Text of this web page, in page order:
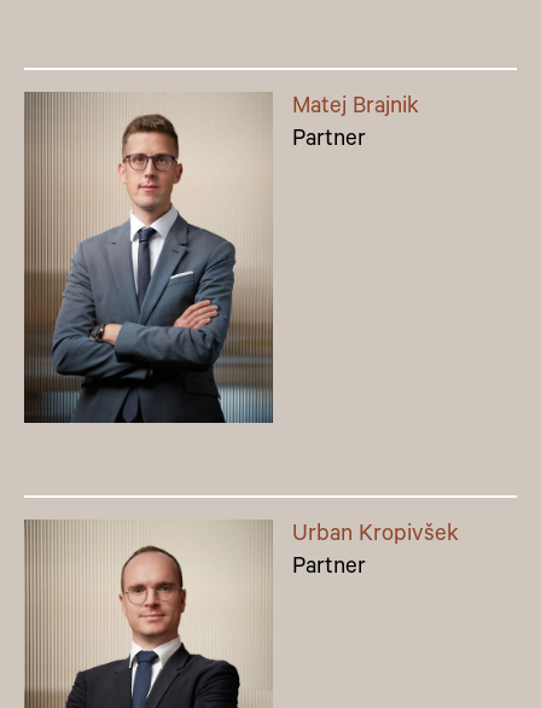
Matej Brajnik
Partner
Urban Kropivšek
Partner